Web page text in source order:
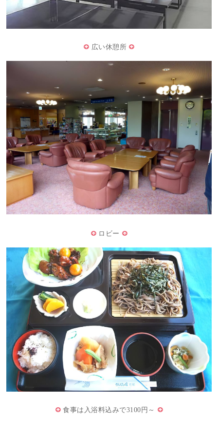
広い休憩所
ロビー
食事は入浴料込みで3100円～